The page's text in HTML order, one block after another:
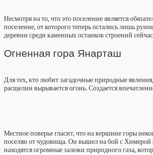
Несмотря на то, что это поселение является
поселение, от которого теперь остались лишь
деревни среди каменных останков строений
Огненная гора Янарташ
Для тех, кто любит загадочные природные
расщелин вырывается огонь. Создается
Местное поверье гласит, что на вершине горы
поселян от чудовища. Он вышел на бой с Химерой
находятся огромные залежи природного газа,